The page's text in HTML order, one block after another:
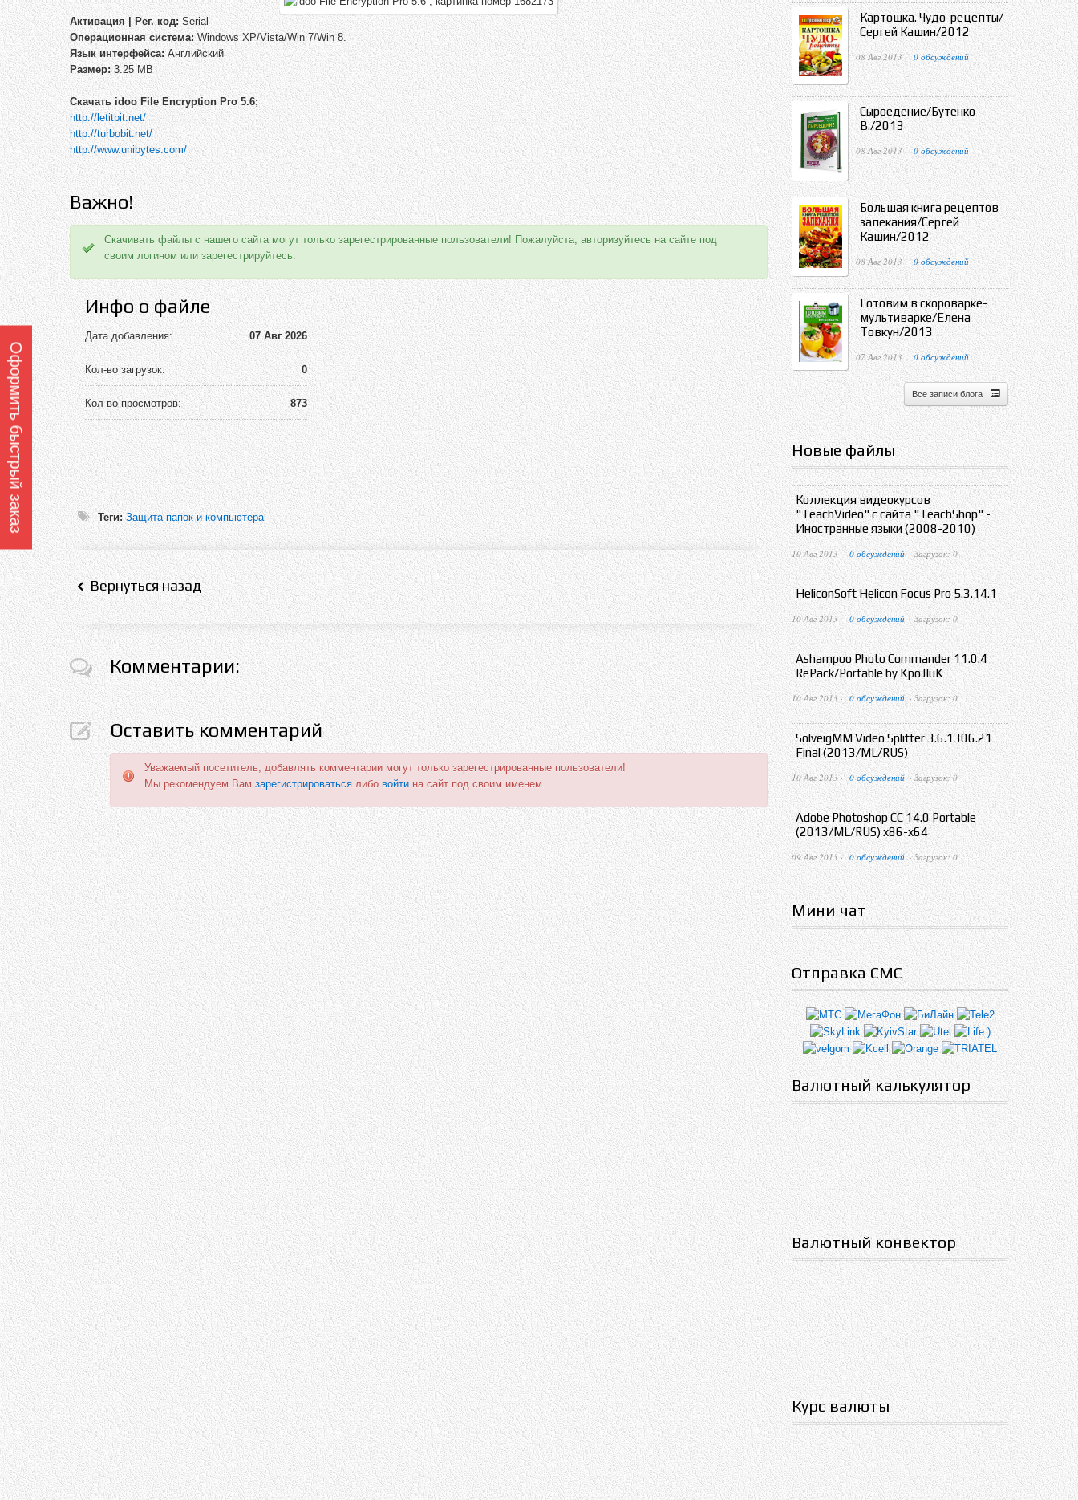
Активация | Рег. код:Serial
Операционная система:Windows XP/Vista/Win 7/Win 8.
Язык интерфейса:Английский
Размер:3.25 MB
Скачать idoo File Encryption Pro 5.6;
http://letitbit.net/
http://turbobit.net/
http://www.unibytes.com/
Важно!
Скачивать файлы с нашего сайта могут только зарегестрированные пользователи! Пожалуйста, авторизуйтесь на сайте под
своим логином или зарегестрируйтесь.
Инфо о файле
Дата добавления: 07 Авг 2026
Кол-во загрузок: 0
Кол-во просмотров: 873
Теги:Защита папок и компьютера
Вернуться назад
Комментарии:
Оставить комментарий
Уважаемый посетитель, добавлять комментарии могут только зарегестрированные пользователи!
Мы рекомендуем Вам зарегистрироваться либо войти на сайт под своим именем.
Картошка. Чудо-рецепты/
Сергей Кашин/2012
08 Авг 2013 · 0 обсуждений
Сыроедение/Бутенко
В./2013
08 Авг 2013 · 0 обсуждений
Большая книга рецептов
запекания/Сергей
Кашин/2012
08 Авг 2013 · 0 обсуждений
Готовим в скороварке-
мультиварке/Елена
Товкун/2013
07 Авг 2013 · 0 обсуждений
Все записи блога
Новые файлы
Коллекция видеокурсов
"TeachVideo" с сайта "TeachShop" -
Иностранные языки (2008-2010)
10 Авг 2013 · 0 обсуждений · Загрузок: 0
HeliconSoft Helicon Focus Pro 5.3.14.1
10 Авг 2013 · 0 обсуждений · Загрузок: 0
Ashampoo Photo Commander 11.0.4
RePack/Portable by KpoJIuK
10 Авг 2013 · 0 обсуждений · Загрузок: 0
SolveigMM Video Splitter 3.6.1306.21
Final (2013/ML/RUS)
10 Авг 2013 · 0 обсуждений · Загрузок: 0
Adobe Photoshop CC 14.0 Portable
(2013/ML/RUS) x86-x64
09 Авг 2013 · 0 обсуждений · Загрузок: 0
Мини чат
Отправка СМС
Валютный калькулятор
Валютный конвектор
Курс валюты
Оформить быстрый заказ